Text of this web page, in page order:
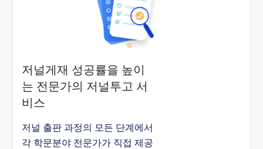
저널게재 성공률을 높이
는 전문가의 저널투고 서
비스
저널 출판 과정의 모든 단계에서
각 학문분야 전문가가 직접 제공